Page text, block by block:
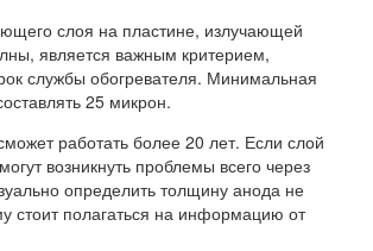
слоя на пластине, излучающей
является важным критерием,
службы обогревателя. Минимальная
25 микрон.
работать более 20 лет. Если слой
возникнуть проблемы всего через
определить толщину анода не
стоит полагаться на информацию от